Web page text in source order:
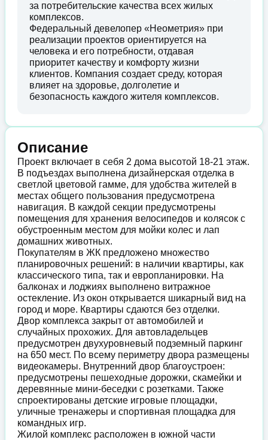
за потребительские качества всех жилых
комплексов.
Федеральный девелопер «Неометрия» при
реализации проектов ориентируется на
человека и его потребности, отдавая
приоритет качеству и комфорту жизни
клиентов. Компания создает среду, которая
влияет на здоровье, долголетие и
безопасность каждого жителя комплексов.
Описание
Проект включает в себя 2 дома высотой 18-21 этаж.
В подъездах выполнена дизайнерская отделка в
светлой цветовой гамме, для удобства жителей в
местах общего пользования предусмотрена
навигация. В каждой секции предусмотрены
помещения для хранения велосипедов и колясок с
обустроенным местом для мойки колес и лап
домашних животных.
Покупателям в ЖК предложено множество
планировочных решений: в наличии квартиры, как
классического типа, так и европланировки. На
балконах и лоджиях выполнено витражное
остекление. Из окон открывается шикарный вид на
город и море. Квартиры сдаются без отделки.
Двор комплекса закрыт от автомобилей и
случайных прохожих. Для автовладельцев
предусмотрен двухуровневый подземный паркинг
на 650 мест. По всему периметру двора размещены
видеокамеры. Внутренний двор благоустроен:
предусмотрены пешеходные дорожки, скамейки и
деревянные мини-беседки с розетками. Также
спроектированы детские игровые площадки,
уличные тренажеры и спортивная площадка для
командных игр.
Жилой комплекс расположен в южной части